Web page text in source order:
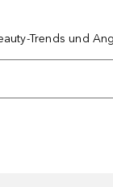
Trends und